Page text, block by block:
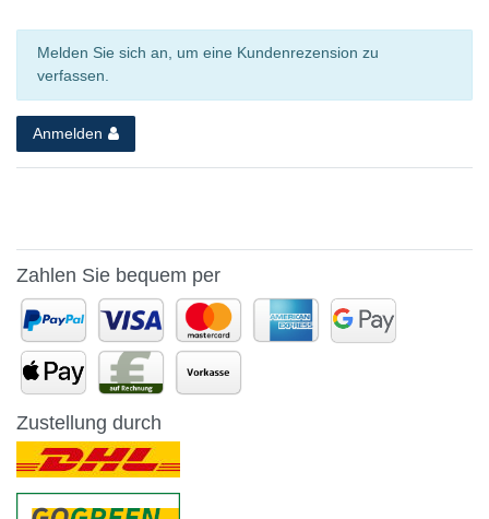
Melden Sie sich an, um eine Kundenrezension zu
verfassen.
Anmelden
Zahlen Sie bequem per
Zustellung durch